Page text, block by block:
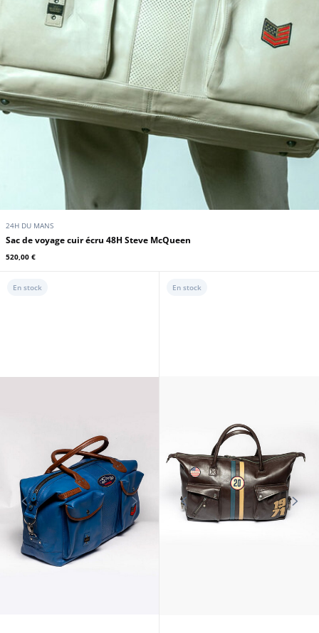
24H DU MANS
Sac de voyage cuir écru 48H Steve McQueen
520,00 €
En stock En stock